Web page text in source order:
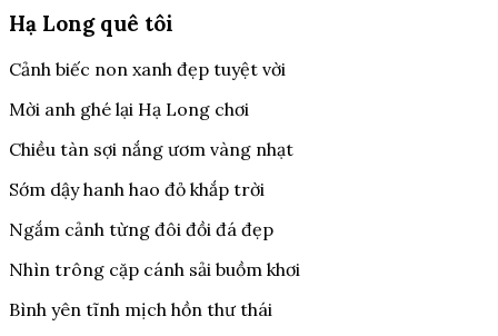
Hạ Long quê tôi
Cảnh biếc non xanh đẹp tuyệt vời
Mời anh ghé lại Hạ Long chơi
Chiều tàn sợi nắng ươm vàng nhạt
Sớm dậy hanh hao đỏ khắp trời
Ngắm cảnh từng đôi đồi đá đẹp
Nhìn trông cặp cánh sải buồm khơi
Bình yên tĩnh mịch hồn thư thái